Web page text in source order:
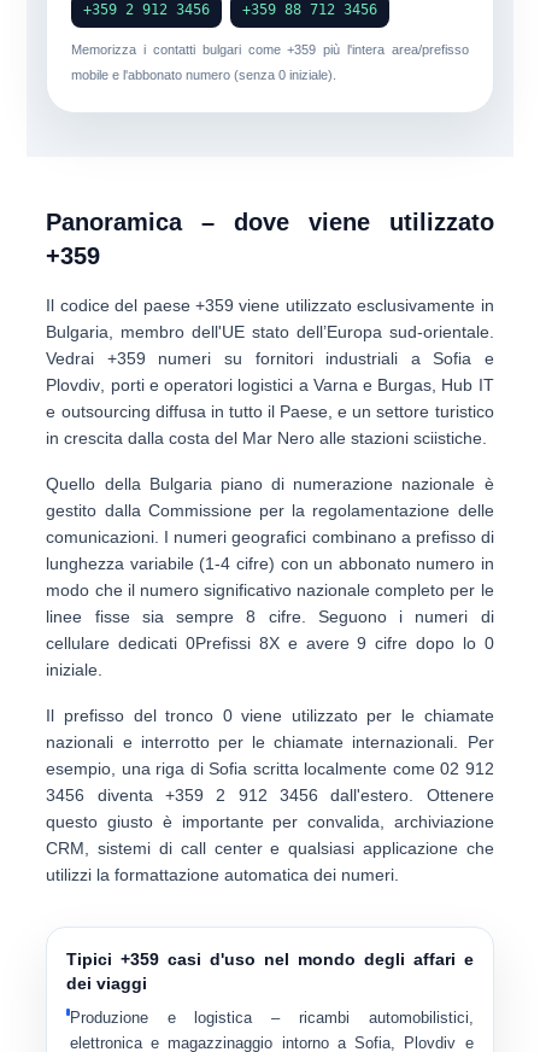
+359 2 912 3456 +359 88 712 3456
Memorizza i contatti bulgari come+359 più l'intera area/prefisso
mobile e l'abbonato numero (senza 0 iniziale).
Panoramica – dove viene utilizzato
+359
Il codice del paese +359 viene utilizzato esclusivamente in
Bulgaria , membro dell'UE stato dell’Europa sud-orientale.
Vedrai +359 numeri su fornitori industriali a Sofia e
Plovdiv
porti e operatori logistici a Varna e Burgas Hub IT
e outsourcing diffusa in tutto il Paese, e un settore turistico
in crescita dalla costa del Mar Nero alle stazioni sciistiche.
Quello della Bulgaria piano di numerazione nazionale è
gestito dalla Commissione per la regolamentazione delle
comunicazioni. I numeri geografici combinano a prefisso di
lunghezza variabile (1-4 cifre) con un abbonato numero in
modo che il numero significativo nazionale completo per le
linee fisse sia sempre8 cifre. Seguono i numeri di
cellulare dedicati0Prefissi 8Xe avere9 cifre dopo lo 0
iniziale.
Il prefisso del tronco 0viene utilizzato per le chiamate
nazionali e interrotto per le chiamate internazionali. Per
esempio, una riga di Sofia scritta localmente come02 912
3456 diventa+359 2 912 3456 dall'estero. Ottenere
questo giusto è importante per convalida, archiviazione
CRM, sistemi di call center e qualsiasi applicazione che
utilizzi la formattazione automatica dei numeri.
Tipici +359 casi d'uso nel mondo degli affari e
dei viaggi
Produzione e logistica– ricambi automobilistici,
elettronica e magazzinaggio intorno a Sofia, Plovdiv e